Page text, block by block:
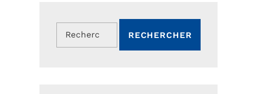
Rechercher :